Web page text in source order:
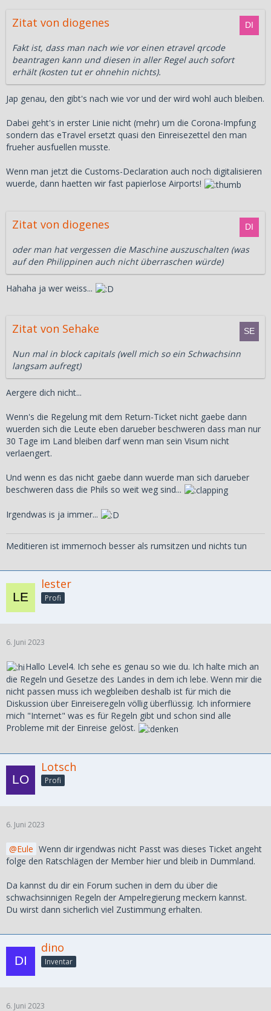
Zitat von diogenes
Fakt ist, dass man nach wie vor einen etravel qrcode
beantragen kann und diesen in aller Regel auch sofort
erhält (kosten tut er ohnehin nichts).
Jap genau, den gibt's nach wie vor und der wird wohl auch bleiben.
Dabei geht's in erster Linie nicht (mehr) um die Corona-Impfung
sondern das eTravel ersetzt quasi den Einreisezettel den man
frueher ausfuellen musste.
Wenn man jetzt die Customs-Declaration auch noch digitalisieren
wuerde, dann haetten wir fast papierlose Airports!
Zitat von diogenes
oder man hat vergessen die Maschine auszuschalten (was
auf den Philippinen auch nicht überraschen würde)
Hahaha ja wer weiss...
Zitat von Sehake
Nun mal in block capitals (well mich so ein Schwachsinn
langsam aufregt)
Aergere dich nicht...
Wenn's die Regelung mit dem Return-Ticket nicht gaebe dann
wuerden sich die Leute eben darueber beschweren dass man nur
30 Tage im Land bleiben darf wenn man sein Visum nicht
verlaengert.
Und wenn es das nicht gaebe dann wuerde man sich darueber
beschweren dass die Phils so weit weg sind...
Irgendwas is ja immer...
Meditieren ist immernoch besser als rumsitzen und nichts tun
lester
Profi
6. Juni 2023
Hallo Level4. Ich sehe es genau so wie du. Ich halte mich an
die Regeln und Gesetze des Landes in dem ich lebe. Wenn mir die
nicht passen muss ich wegbleiben deshalb ist für mich die
Diskussion über Einreiseregeln völlig überflüssig. Ich informiere
mich "Internet" was es für Regeln gibt und schon sind alle
Probleme mit der Einreise gelöst.
Lotsch
Profi
6. Juni 2023
Eule Wenn dir irgendwas nicht Passt was dieses Ticket angeht
folge den Ratschlägen der Member hier und bleib in Dummland.
Da kannst du dir ein Forum suchen in dem du über die
schwachsinnigen Regeln der Ampelregierung meckern kannst.
Du wirst dann sicherlich viel Zustimmung erhalten.
dino
Inventar
6. Juni 2023